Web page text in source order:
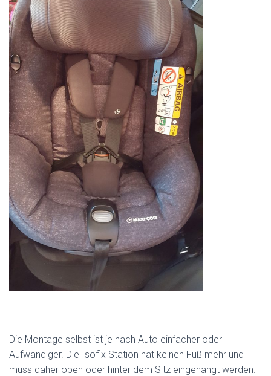
Die Montage selbst ist je nach Auto einfacher oder
Aufwändiger. Die Isofix Station hat keinen Fuß mehr und
muss daher oben oder hinter dem Sitz eingehängt werden.